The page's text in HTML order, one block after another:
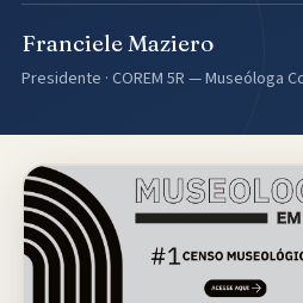
Franciele Maziero
Presidente · COREM 5R — Museóloga